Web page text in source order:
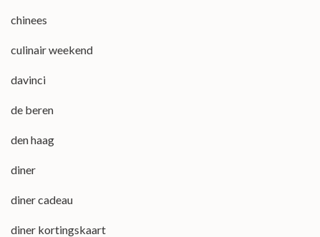
chinees
culinair weekend
davinci
de beren
den haag
diner
diner cadeau
diner kortingskaart